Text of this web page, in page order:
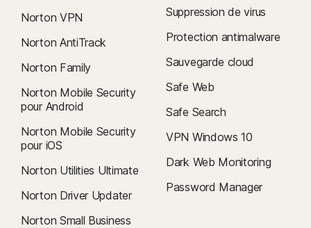
Norton VPN
Norton AntiTrack
Norton Family
Norton Mobile Security
pour Android
Norton Mobile Security
pour iOS
Norton Utilities Ultimate
Norton Driver Updater
Norton Small Business
Suppression de virus
Protection antimalware
Sauvegarde cloud
Safe Web
Safe Search
VPN Windows 10
Dark Web Monitoring
Password Manager